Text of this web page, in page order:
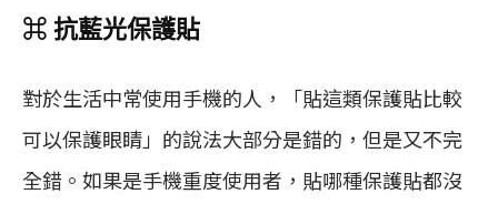
⌘ 抗藍光保護貼
對於生活中常使用手機的人，「貼這類保護貼比較
可以保護眼睛」的說法大部分是錯的，但是又不完
全錯。如果是手機重度使用者，貼哪種保護貼都沒